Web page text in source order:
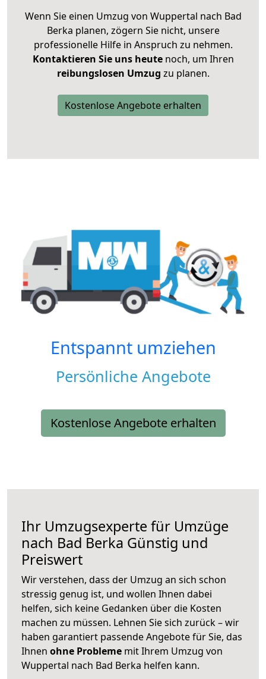
Wenn Sie einen Umzug von Wuppertal nach Bad
Berka planen, zögern Sie nicht, unsere
professionelle Hilfe in Anspruch zu nehmen.
Kontaktieren Sie uns heutenoch, um Ihren
reibungslosen Umzug zu planen.
Kostenlose Angebote erhalten
Entspannt umziehen
Persönliche Angebote
Kostenlose Angebote erhalten
Ihr Umzugsexperte für Umzüge
nach Bad Berka Günstig und
Preiswert
Wir verstehen, dass der Umzug an sich schon
stressig genug ist, und wollen Ihnen dabei
helfen, sich keine Gedanken über die Kosten
machen zu müssen. Lehnen Sie sich zurück – wir
haben garantiert passende Angebote für Sie, das
Ihnen ohne Probleme mit Ihrem Umzug von
Wuppertal nach Bad Berka helfen kann.